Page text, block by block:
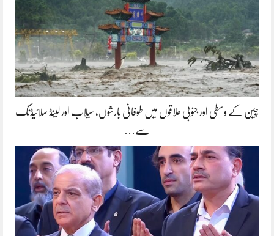
چین کے وسطی اور جنوبی علاقوں میں طوفانی بارشوں، سیلاب اور لینڈ سلائیڈنگ
سے…